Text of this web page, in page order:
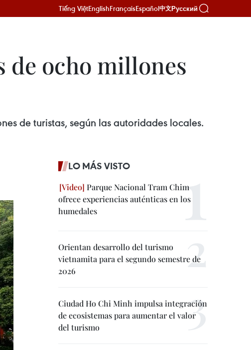
Tiếng ViệtEnglishFrançaisEspañol中文Русский
de ocho millones
de turistas, según las autoridades locales.
LO MÁS VISTO
Parque Nacional Tram Chim
ofrece experiencias auténticas en los
humedales
Orientan desarrollo del turismo
vietnamita para el segundo semestre de
2026
Ciudad Ho Chi Minh impulsa integración
de ecosistemas para aumentar el valor
del turismo